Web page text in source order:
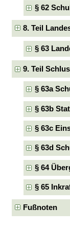
§ 62
8. Teil
§ 63
9. Teil
§ 63a
§ 63b
§ 63c
§ 63d
§ 64
§ 65
Fußnoten